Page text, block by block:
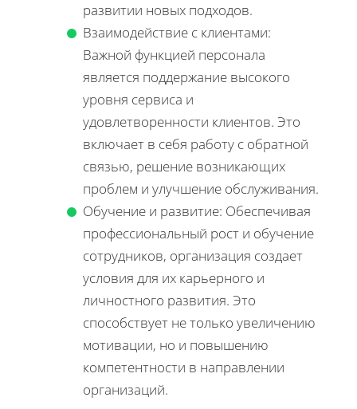
развитии новых подходов.
Взаимодействие с клиентами:
Важной функцией персонала
является поддержание высокого
уровня сервиса и
удовлетворенности клиентов. Это
включает в себя работу с обратной
связью, решение возникающих
проблем и улучшение обслуживания.
Обучение и развитие: Обеспечивая
профессиональный рост и обучение
сотрудников, организация создает
условия для их карьерного и
личностного развития. Это
способствует не только увеличению
мотивации, но и повышению
компетентности в направлении
организаций.